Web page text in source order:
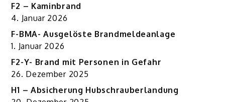
F2 – Kaminbrand
4. Januar 2026
F-BMA- Ausgelöste Brandmeldeanlage
1. Januar 2026
F2-Y- Brand mit Personen in Gefahr
26. Dezember 2025
H1 – Absicherung Hubschrauberlandung